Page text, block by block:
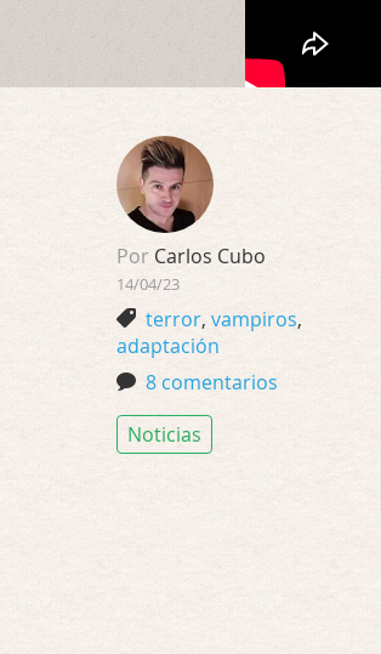
Por Carlos Cubo
14/04/23
terror, vampiros,
adaptación
8 comentarios
Noticias